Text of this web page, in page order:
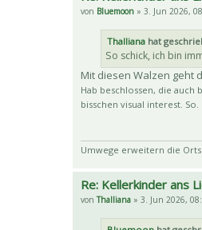
von Bluemoon » 3. Jun 2026,
Thalliana hat
So schick, ich bin
Mit diesen Walzen geht
Hab beschlossen, die
bisschen visual interest.
Umwege erweitern die
Re: Kellerkinder ans
von Thalliana » 3. Jun 2026,